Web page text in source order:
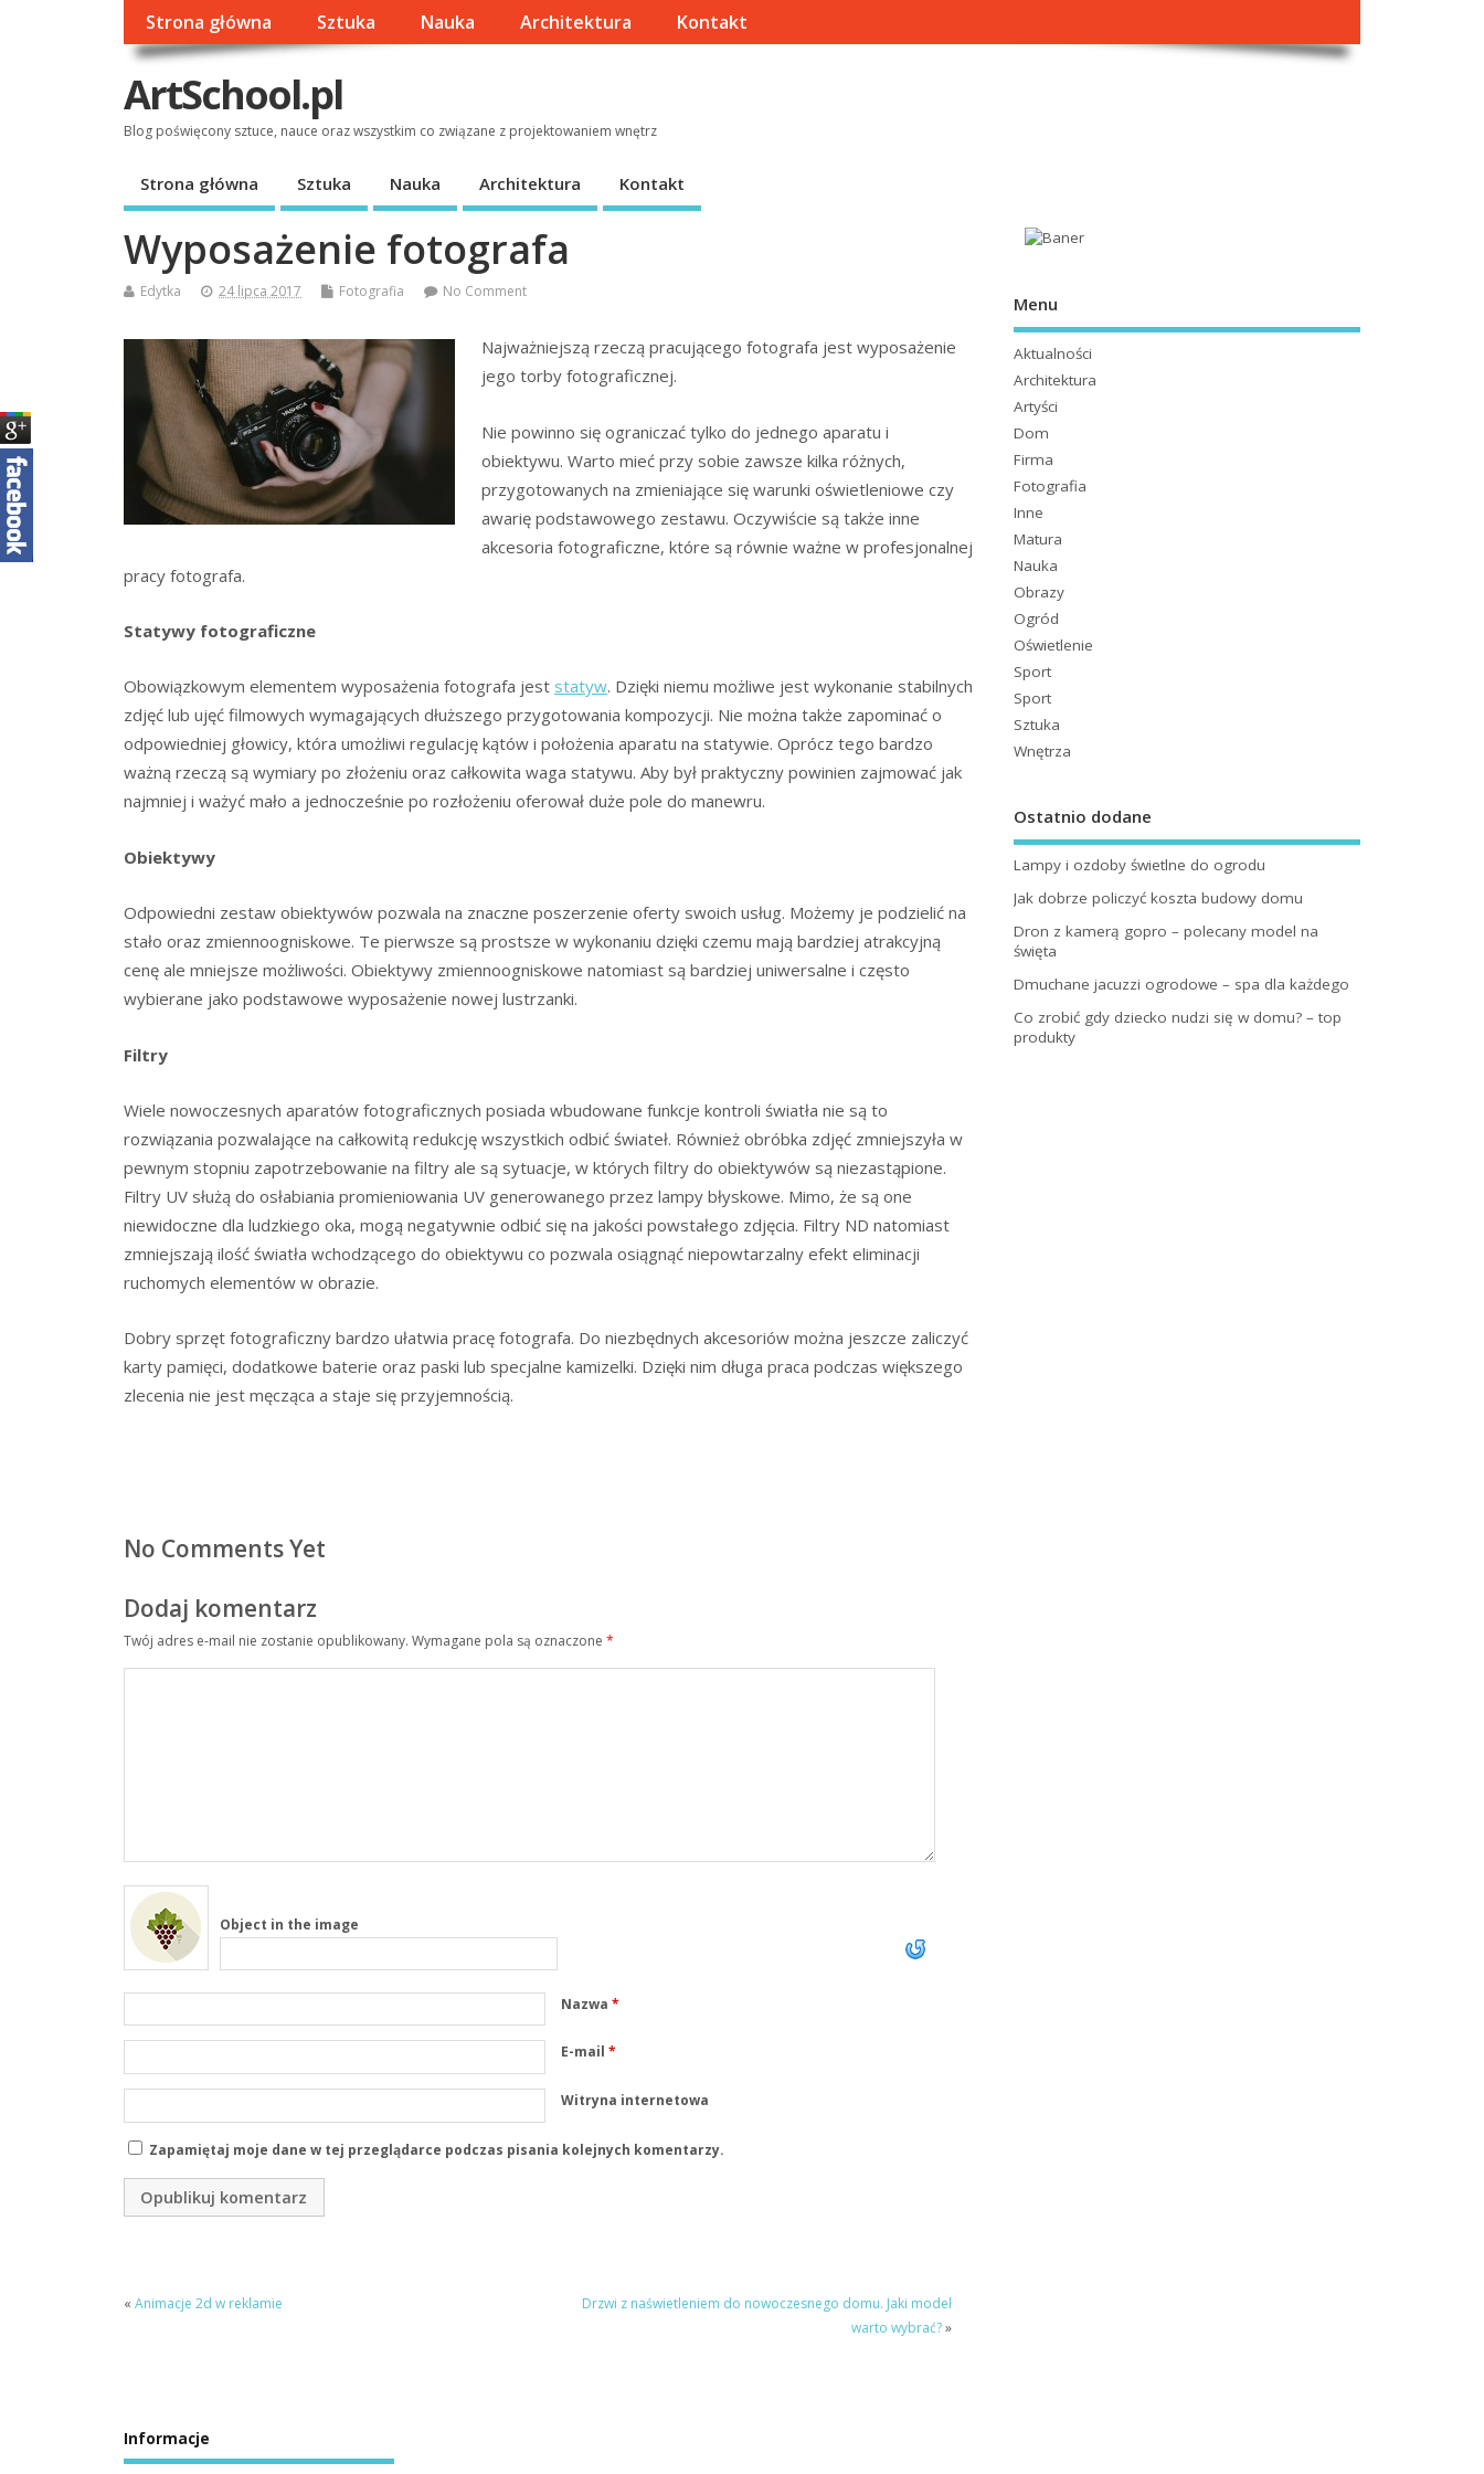
Strona główna Sztuka Nauka Architektura Kontakt
ArtSchool.pl
Blog poświęcony sztuce, nauce oraz wszystkim co związane z projektowaniem wnętrz
Strona główna Sztuka Nauka Architektura Kontakt
Wyposażenie fotografa
Edytka 24 lipca 2017 Fotografia No Comment
Najważniejszą rzeczą pracującego fotografa jest wyposażenie
jego torby fotograficznej.
Nie powinno się ograniczać tylko do jednego aparatu i
obiektywu. Warto mieć przy sobie zawsze kilka różnych,
przygotowanych na zmieniające się warunki oświetleniowe czy
awarię podstawowego zestawu. Oczywiście są także inne
akcesoria fotograficzne, które są równie ważne w profesjonalnej
pracy fotografa.
Statywy fotograficzne
Obowiązkowym elementem wyposażenia fotografa jest statyw. Dzięki niemu możliwe jest wykonanie stabilnych
zdjęć lub ujęć filmowych wymagających dłuższego przygotowania kompozycji. Nie można także zapominać o
odpowiedniej głowicy, która umożliwi regulację kątów i położenia aparatu na statywie. Oprócz tego bardzo
ważną rzeczą są wymiary po złożeniu oraz całkowita waga statywu. Aby był praktyczny powinien zajmować jak
najmniej i ważyć mało a jednocześnie po rozłożeniu oferował duże pole do manewru.
Obiektywy
Odpowiedni zestaw obiektywów pozwala na znaczne poszerzenie oferty swoich usług. Możemy je podzielić na
stało oraz zmiennoogniskowe. Te pierwsze są prostsze w wykonaniu dzięki czemu mają bardziej atrakcyjną
cenę ale mniejsze możliwości. Obiektywy zmiennoogniskowe natomiast są bardziej uniwersalne i często
wybierane jako podstawowe wyposażenie nowej lustrzanki.
Filtry
Wiele nowoczesnych aparatów fotograficznych posiada wbudowane funkcje kontroli światła nie są to
rozwiązania pozwalające na całkowitą redukcję wszystkich odbić świateł. Również obróbka zdjęć zmniejszyła w
pewnym stopniu zapotrzebowanie na filtry ale są sytuacje, w których filtry do obiektywów są niezastąpione.
Filtry UV służą do osłabiania promieniowania UV generowanego przez lampy błyskowe. Mimo, że są one
niewidoczne dla ludzkiego oka, mogą negatywnie odbić się na jakości powstałego zdjęcia. Filtry ND natomiast
zmniejszają ilość światła wchodzącego do obiektywu co pozwala osiągnąć niepowtarzalny efekt eliminacji
ruchomych elementów w obrazie.
Dobry sprzęt fotograficzny bardzo ułatwia pracę fotografa. Do niezbędnych akcesoriów można jeszcze zaliczyć
karty pamięci, dodatkowe baterie oraz paski lub specjalne kamizelki. Dzięki nim długa praca podczas większego
zlecenia nie jest męcząca a staje się przyjemnością.
No Comments Yet
Dodaj komentarz
Twój adres e-mail nie zostanie opublikowany. Wymagane pola są oznaczone *
Object in the image
Nazwa *
E-mail *
Witryna internetowa
Zapamiętaj moje dane w tej przeglądarce podczas pisania kolejnych komentarzy.
« Animacje 2d w reklamie
Drzwi z naświetleniem do nowoczesnego domu. Jaki model
warto wybrać?»
Menu
Aktualności
Architektura
Artyści
Dom
Firma
Fotografia
Inne
Matura
Nauka
Obrazy
Ogród
Oświetlenie
Sport
Sport
Sztuka
Wnętrza
Ostatnio dodane
Lampy i ozdoby świetlne do ogrodu
Jak dobrze policzyć koszta budowy domu
Dron z kamerą gopro – polecany model na
święta
Dmuchane jacuzzi ogrodowe – spa dla każdego
Co zrobić gdy dziecko nudzi się w domu? – top
produkty
Informacje